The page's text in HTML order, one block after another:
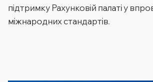
підтримку Рахунковій палаті у
міжнародних стандартів.